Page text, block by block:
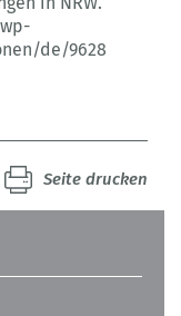
de/9628
Seite drucken